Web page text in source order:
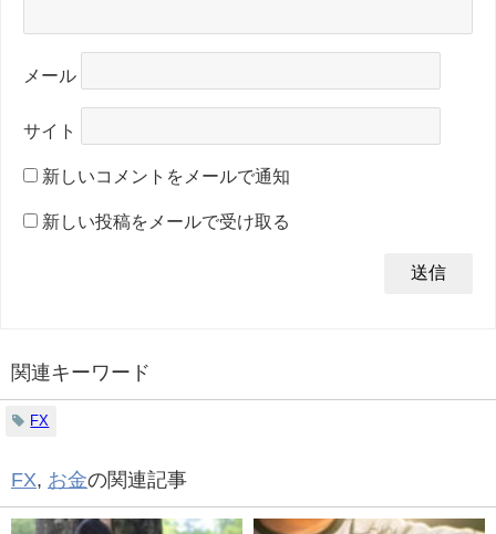
メール
サイト
新しいコメントをメールで通知
新しい投稿をメールで受け取る
関連キーワード
FX
FX, お金の関連記事